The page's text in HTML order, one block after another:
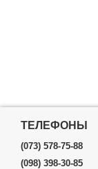
ТЕЛЕФОНЫ
(073) 578-75-88
(098) 398-30-85